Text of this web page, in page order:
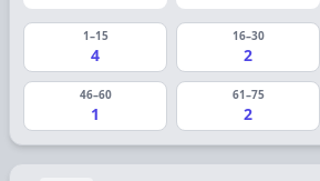
1–15
4
16–30
2
46–60
1
61–75
2